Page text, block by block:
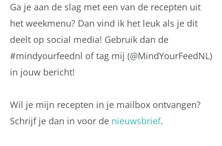
Ga je aan de slag met een van de recepten uit
het weekmenu? Dan vind ik het leuk als je dit
deelt op social media! Gebruik dan de
#mindyourfeednl of tag mij (@MindYourFeedNL)
in jouw bericht!
Wil je mijn recepten in je mailbox ontvangen?
Schrijf je dan in voor de nieuwsbrief.